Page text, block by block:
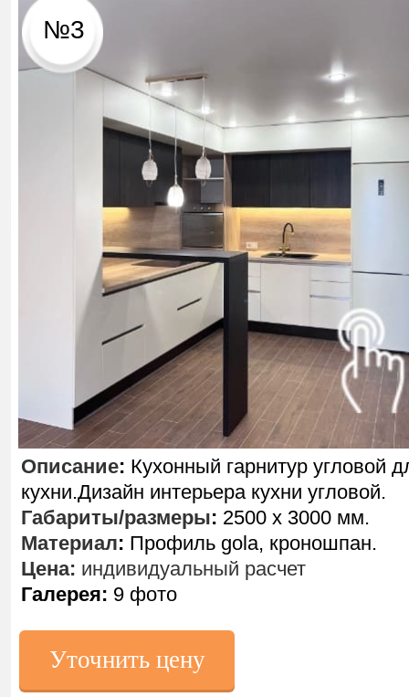
Уточнить цену
№3
Описание: Кухонный гарнитур угловой
кухни.Дизайн интерьера кухни угловой.
Габариты/размеры: 2500 х 3000 мм.
Материал: Профиль gola, кроношпан.
Цена: индивидуальный расчет
Галерея: 9 фото